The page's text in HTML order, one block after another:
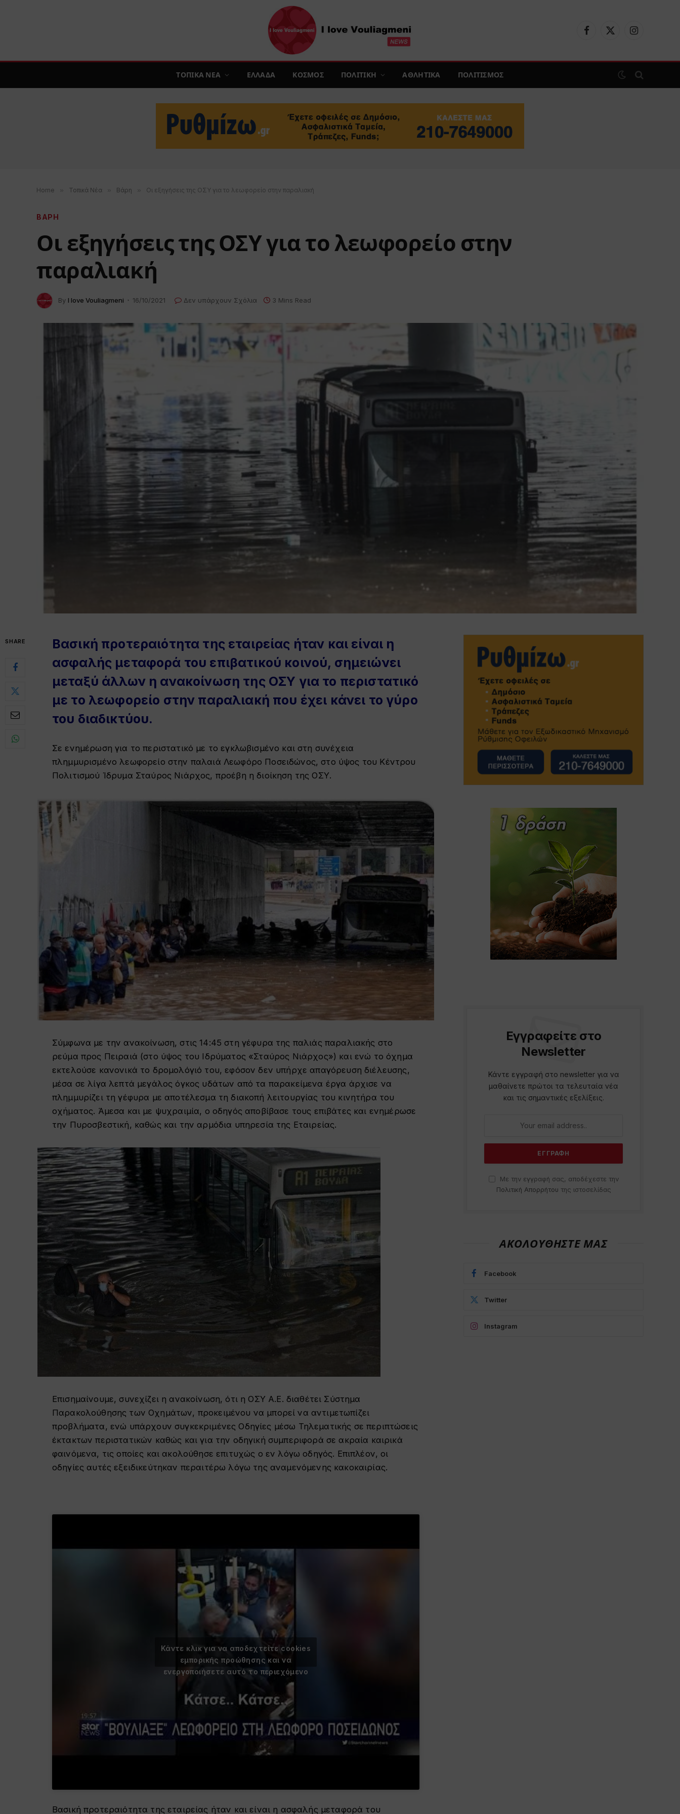
Facebook
X
Instagram
ΤΟΠΙΚΑ ΝΕΑ ΕΛΛΑΔΑ ΚΟΣΜΟΣ ΠΟΛΙΤΙΚΗ ΑΘΛΗΤΙΚΑ ΠΟΛΙΤΙΣΜΟΣ
Home » Τοπικά Νέα » Βάρη » Οι εξηγήσεις της ΟΣΥ για το λεωφορείο στην παραλιακή
ΒΑΡΗ
Οι εξηγήσεις της ΟΣΥ για το λεωφορείο στην
παραλιακή
By I love Vouliagmeni 16/10/2021 Δεν υπάρχουν Σχόλια 3 Mins Read
SHARE
Βασική προτεραιότητα της εταιρείας ήταν και είναι η
ασφαλής μεταφορά του επιβατικού κοινού, σημειώνει
μεταξύ άλλων η ανακοίνωση της ΟΣΥ για το περιστατικό
με το λεωφορείο στην παραλιακή που έχει κάνει το γύρο
του διαδικτύου.
Σε ενημέρωση για το περιστατικό με το εγκλωβισμένο και στη συνέχεια
πλημμυρισμένο λεωφορείο στην παλαιά Λεωφόρο Ποσειδώνος, στο ύψος του Κέντρου
Πολιτισμού Ίδρυμα Σταύρος Νιάρχος, προέβη η διοίκηση της ΟΣΥ.
Σύμφωνα με την ανακοίνωση, στις 14:45 στη γέφυρα της παλιάς παραλιακής στο
ρεύμα προς Πειραιά (στο ύψος του Ιδρύματος «Σταύρος Νιάρχος») και ενώ το όχημα
εκτελούσε κανονικά το δρομολόγιό του, εφόσον δεν υπήρχε απαγόρευση διέλευσης,
μέσα σε λίγα λεπτά μεγάλος όγκος υδάτων από τα παρακείμενα έργα άρχισε να
πλημμυρίζει τη γέφυρα με αποτέλεσμα τη διακοπή λειτουργίας του κινητήρα του
οχήματος. Άμεσα και με ψυχραιμία, ο οδηγός αποβίβασε τους επιβάτες και ενημέρωσε
την Πυροσβεστική, καθώς και την αρμόδια υπηρεσία της Εταιρείας.
Επισημαίνουμε, συνεχίζει η ανακοίνωση, ότι η ΟΣΥ Α.Ε. διαθέτει Σύστημα
Παρακολούθησης των Οχημάτων, προκειμένου να μπορεί να αντιμετωπίζει
προβλήματα, ενώ υπάρχουν συγκεκριμένες Οδηγίες μέσω Τηλεματικής σε περιπτώσεις
έκτακτων περιστατικών καθώς και για την οδηγική συμπεριφορά σε ακραία καιρικά
φαινόμενα, τις οποίες και ακολούθησε επιτυχώς ο εν λόγω οδηγός. Επιπλέον, οι
οδηγίες αυτές εξειδικεύτηκαν περαιτέρω λόγω της αναμενόμενης κακοκαιρίας.
Κάντε κλικ για να αποδεχτείτε cookies
εμπορικής προώθησης και να
ενεργοποιήσετε αυτό το περιεχόμενο
Βασική προτεραιότητα της εταιρείας ήταν και είναι η ασφαλής μεταφορά του
Εγγραφείτε στο
Newsletter
Κάντε εγγραφή στο newsletter για να
μαθαίνετε πρώτοι τα τελευταία νέα
και τις σημαντικές εξελίξεις.
Με την εγγραφή σας, αποδέχεστε την
Πολιτική Απορρήτου της ιστοσελίδας
ΑΚΟΛΟΥΘΗΣΤΕ ΜΑΣ
Facebook
Twitter
Instagram